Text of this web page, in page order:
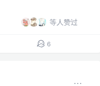
等人赞过
6